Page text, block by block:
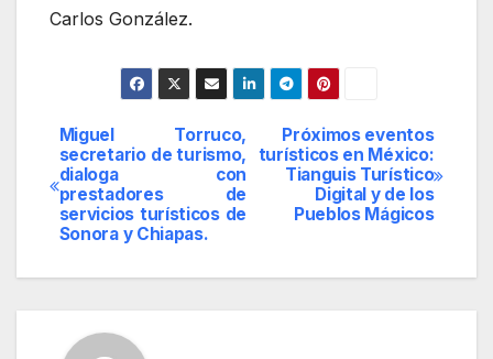
Carlos González.
Navegación
de
entradas
Próximos eventos
turísticos en México:
Tianguis Turístico
Digital y de los
Pueblos Mágicos
Miguel Torruco,
secretario de turismo,
dialoga con
prestadores de
servicios turísticos de
Sonora y Chiapas.